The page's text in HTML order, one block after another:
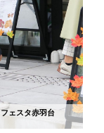
フェスタ赤羽台